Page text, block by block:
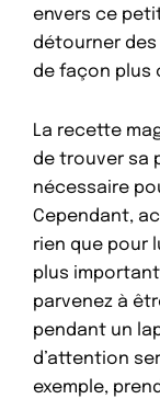
envers ce
détourner
de façon plus
La recette
de trouver sa
nécessaire
Cependant,
rien que pour
plus
parvenez à
pendant un
d’attention
exemple,